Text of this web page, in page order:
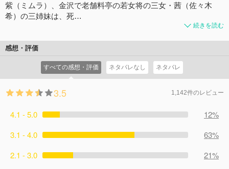
紫（ミムラ）、金沢で老舗料亭の若女将の三女・茜（佐々木
希）の三姉妹は、死…
続きを読む
感想・評価
すべての感想・評価 ネタバレなし ネタバレ
3.5 1,142件のレビュー
4.1 - 5.0
12%
3.1 - 4.0
63%
2.1 - 3.0
21%